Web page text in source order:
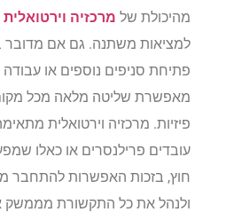
מהיכולת שלמרכזיה וירטואלית
למציאות משתנה. גם אם מדובר
פתיחת סניפים נוספים או עבודה
מאפשרת שליטה מלאה מכל מקום
פיזיות. מרכזיה וירטואלית
עובדים פרילנסרים או כאלו
חוץ, בזכות האפשרות להתחבר
ולנהל את כל התקשורת מממשק